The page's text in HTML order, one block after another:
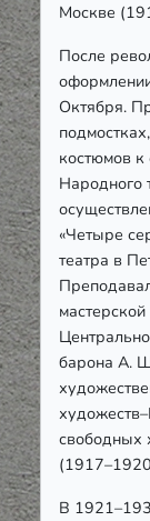
Москве
После
Октября.
костюмов к
Народного
«Четыре
театра в
барона А.
свободных
В